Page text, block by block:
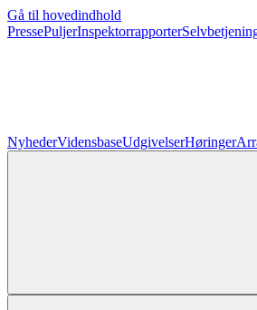
Gå til hovedindhold
PressePuljerInspektorrapporter
NyhederVidensbaseUdgivelserHøringer